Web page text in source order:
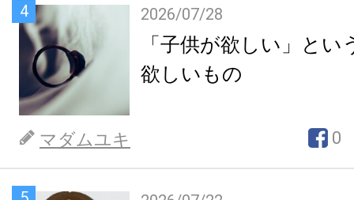
4 2026/07/28
「子供が欲しい」とい
欲しいもの
マダムユキ 0